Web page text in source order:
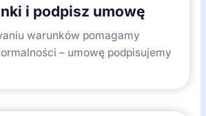
i podpisz umowę
warunków pomagamy
– umowę podpisujemy